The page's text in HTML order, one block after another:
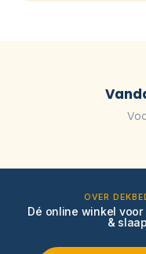
OVER
Dé online winkel
&